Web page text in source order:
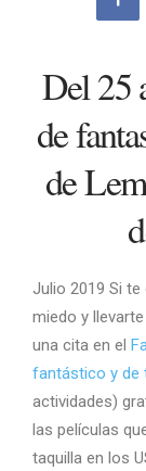
Del 25
de
de
Julio 2019 Si
miedo y
una cita en el
fantástico y de
actividades)
las películas
taquilla en los